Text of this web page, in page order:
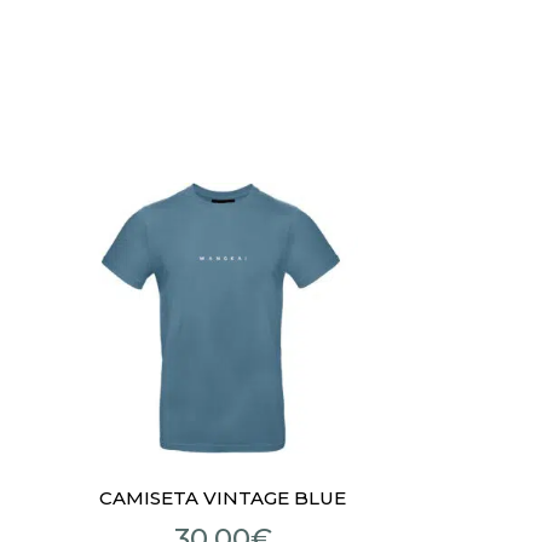
CAMISETA VINTAGE BLUE